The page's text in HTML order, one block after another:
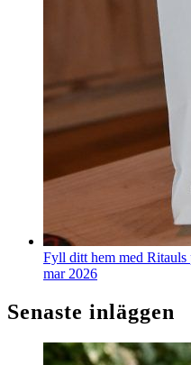
Fyll ditt hem med Ritauls
mar 2026
Senaste inläggen